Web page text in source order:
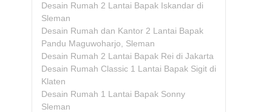
Desain Rumah 2 Lantai Bapak Iskandar di
Sleman
Desain Rumah dan Kantor 2 Lantai Bapak
Pandu Maguwoharjo, Sleman
Desain Rumah 2 Lantai Bapak Rei di Jakarta
Desain Rumah Classic 1 Lantai Bapak Sigit di
Klaten
Desain Rumah 1 Lantai Bapak Sonny
Sleman